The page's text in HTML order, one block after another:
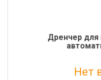
Дренчер для
Нет